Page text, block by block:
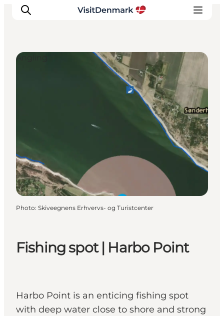
Hébergements
Planifiez votre voyage
Fishing spot | Harbo Point
Harbo Point is an enticing fishing spot
with deep water close to shore and strong
Angling
Photo: Skiveegnens Erhvervs- og Turistcenter